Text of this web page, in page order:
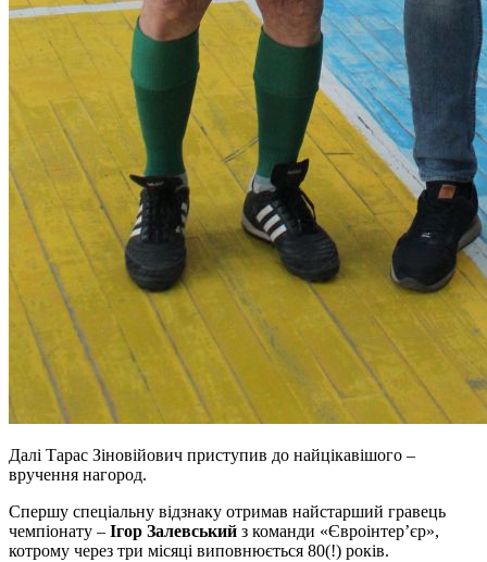
Далі Тарас Зіновійович приступив до найцікавішого –
вручення нагород.
Спершу спеціальну відзнаку отримав найстарший гравець
чемпіонату – Ігор Залевський з команди «Євроінтер’єр»,
котрому через три місяці виповнюється 80(!) років.